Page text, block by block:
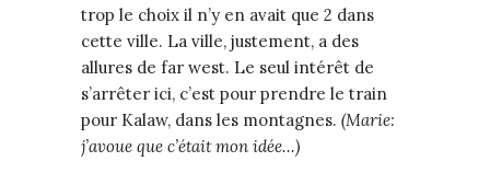
trop le choix il n’y en avait que 2 dans
cette ville. La ville, justement, a des
allures de far west. Le seul intérêt de
s’arrêter ici, c’est pour prendre le train
pour Kalaw, dans les montagnes. (Marie:
j’avoue que c’était mon idée…)